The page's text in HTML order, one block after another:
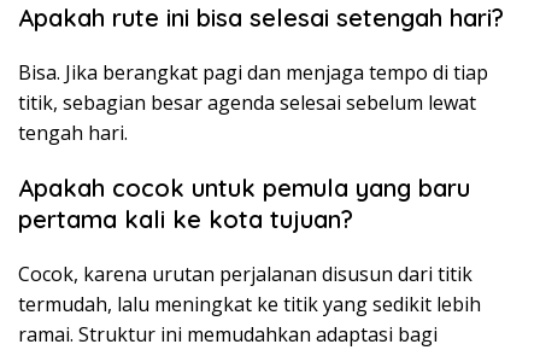
Apakah rute ini bisa selesai setengah hari?
Bisa. Jika berangkat pagi dan menjaga tempo di tiap
titik, sebagian besar agenda selesai sebelum lewat
tengah hari.
Apakah cocok untuk pemula yang baru
pertama kali ke kota tujuan?
Cocok, karena urutan perjalanan disusun dari titik
termudah, lalu meningkat ke titik yang sedikit lebih
ramai. Struktur ini memudahkan adaptasi bagi